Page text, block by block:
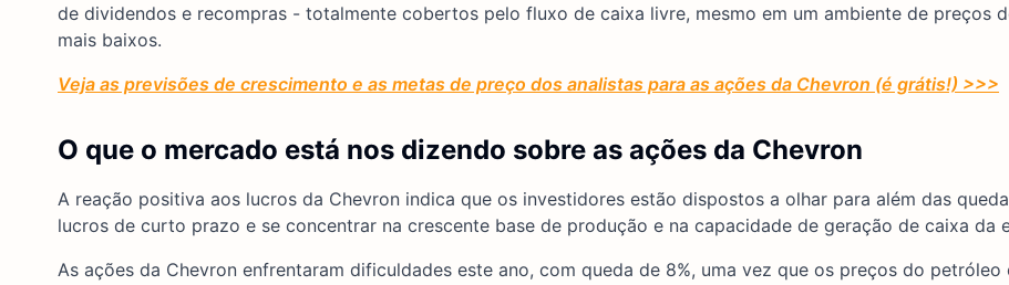
de dividendos e recompras - totalmente cobertos pelo fluxo de caixa livre, mesmo em um ambiente de preços
mais baixos.
Veja as previsões de crescimento e as metas de preço dos analistas para as ações da Chevron (é grátis!) >>>
O que o mercado está nos dizendo sobre as ações da Chevron
A reação positiva aos lucros da Chevron indica que os investidores estão dispostos a olhar para além das
lucros de curto prazo e se concentrar na crescente base de produção e na capacidade de geração de caixa da
As ações da Chevron enfrentaram dificuldades este ano, com queda de 8%, uma vez que os preços do petróleo